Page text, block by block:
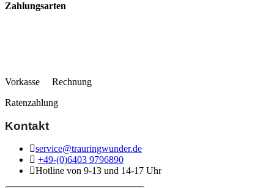
Zahlungsarten
Vorkasse Rechnung
Ratenzahlung
Kontakt
service@trauringwunder.de
+49-(0)6403 9796890
Hotline von 9-13 und 14-17 Uhr